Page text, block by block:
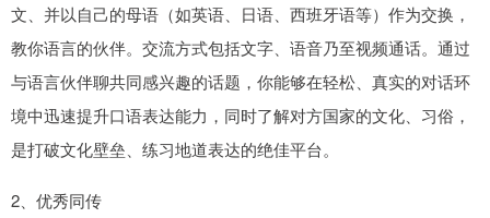
文、并以自己的母语（如英语、日语、西班牙语等）作为交换，
教你语言的伙伴。交流方式包括文字、语音乃至视频通话。通过
与语言伙伴聊共同感兴趣的话题，你能够在轻松、真实的对话环
境中迅速提升口语表达能力，同时了解对方国家的文化、习俗，
是打破文化壁垒、练习地道表达的绝佳平台。
2、优秀同传